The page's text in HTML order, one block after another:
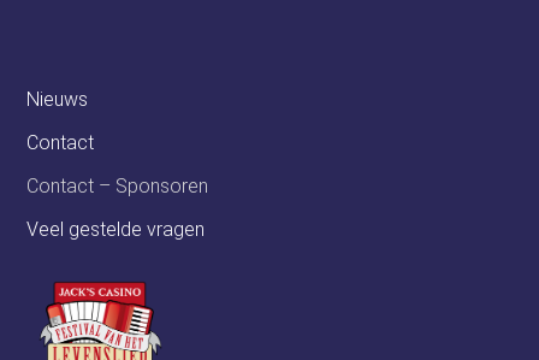
Nieuws
Contact
Contact – Sponsoren
Veel gestelde vragen